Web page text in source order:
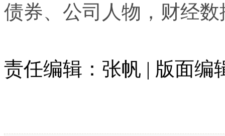
债券、公司人物，财经
责任编辑：张帆 | 版面编